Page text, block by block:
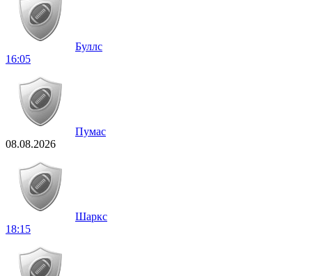
Буллс
16:05
Пумас
08.08.2026
Шаркс
18:15